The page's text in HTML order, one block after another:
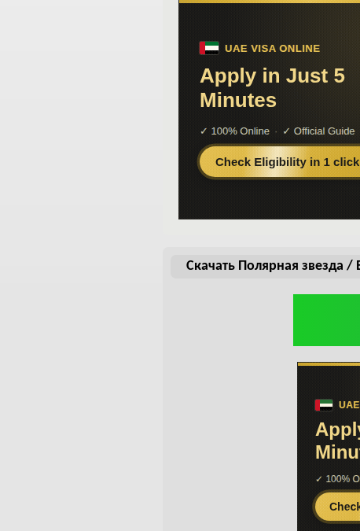
Скачать Полярная звезда /